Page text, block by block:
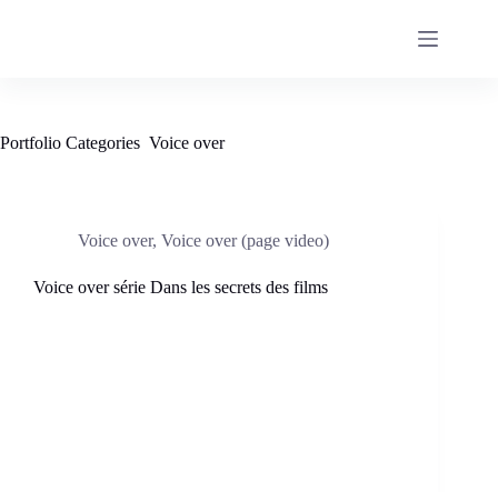
Portfolio Categories Voice over
Voice over, Voice over (page video)
Voice over série Dans les secrets des films